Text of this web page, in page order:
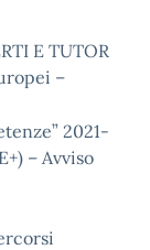
E TUTOR
–
2021-
– Avviso